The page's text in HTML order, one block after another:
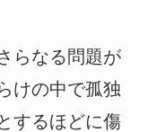
らなる問題が
けの中で孤独
するほどに傷